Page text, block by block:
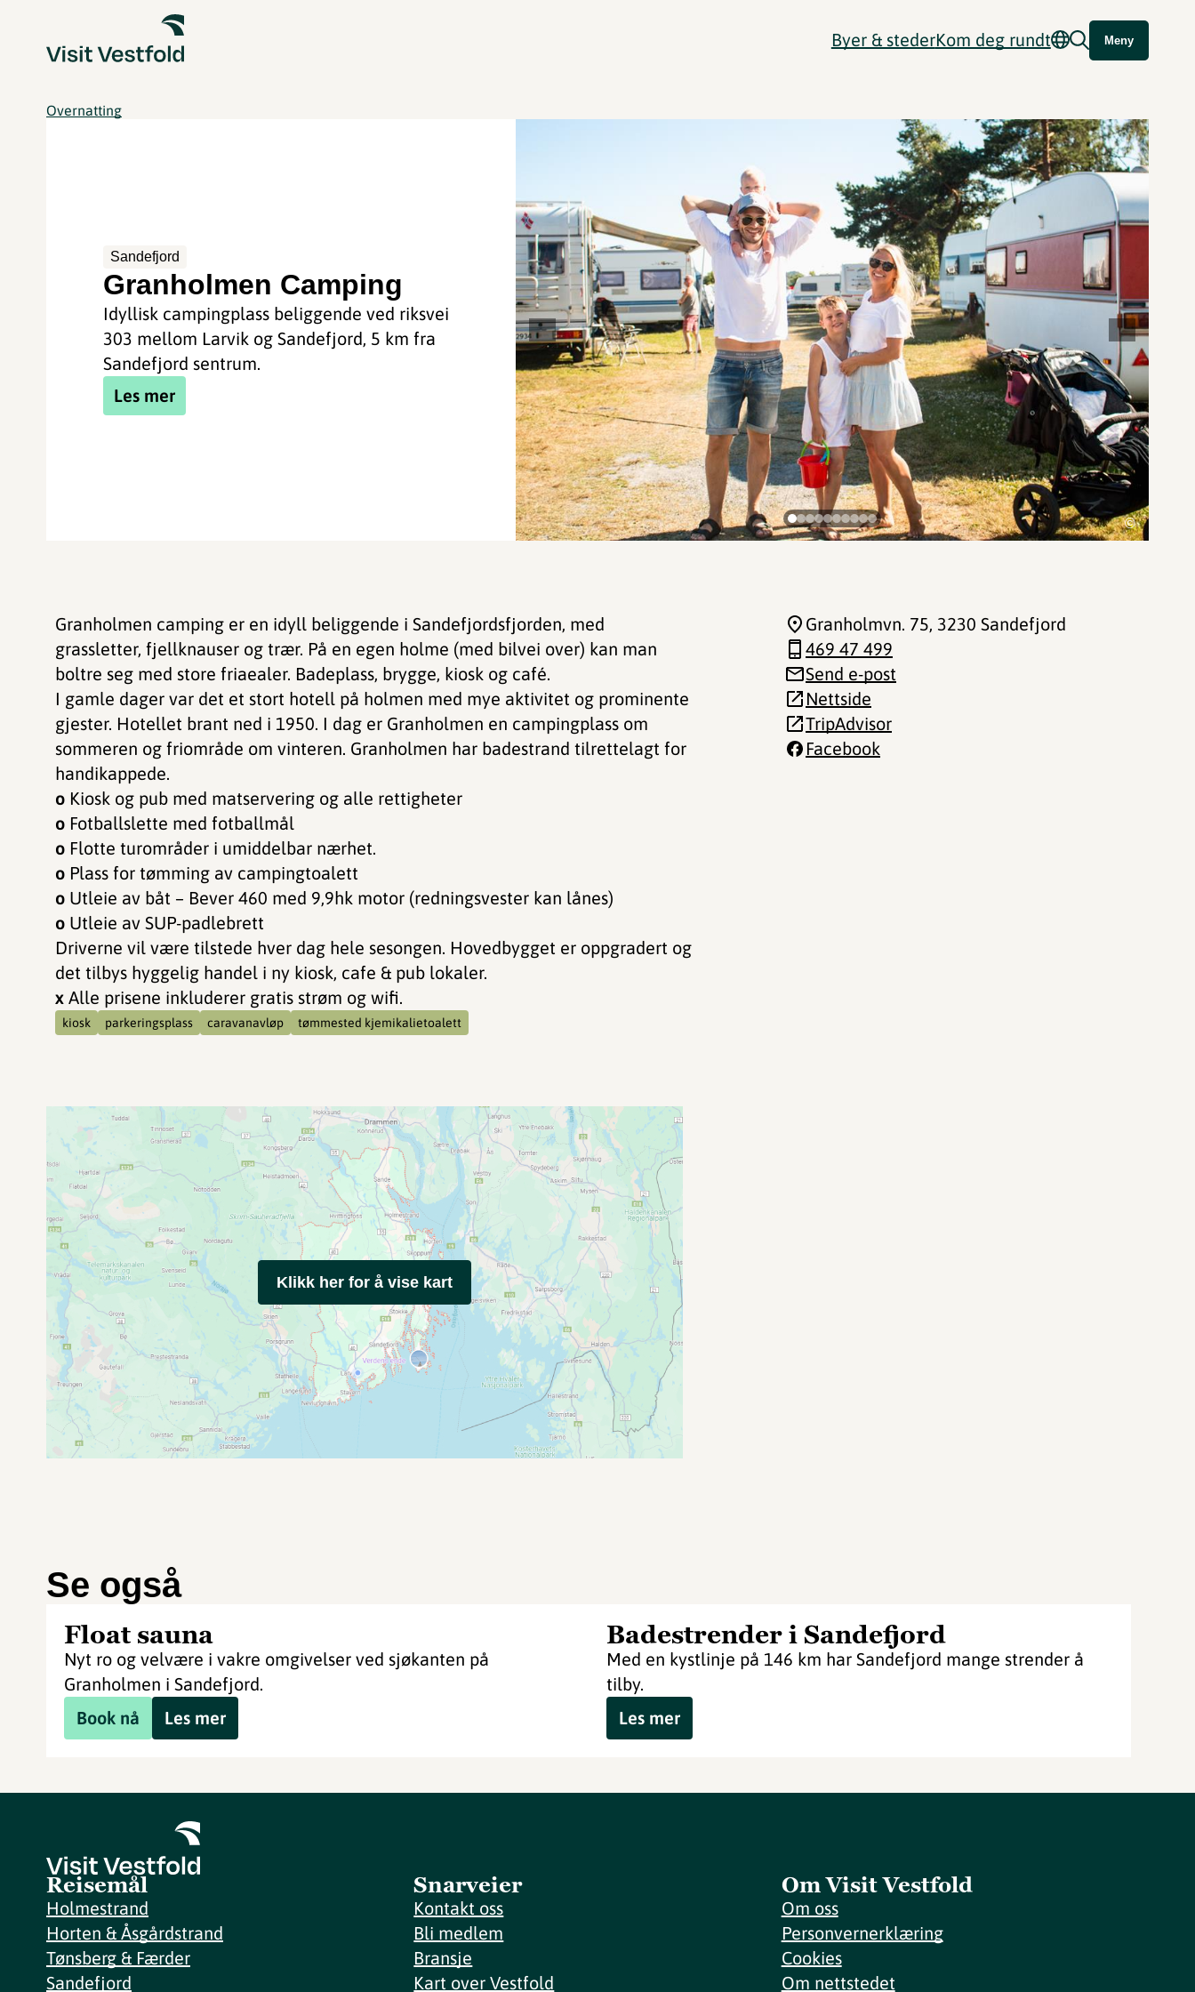
Byer & stederKom deg rundt Meny
Overnatting
Sandefjord
Granholmen Camping
Idyllisk campingplass beliggende ved riksvei
303 mellom Larvik og Sandefjord, 5 km fra
Sandefjord sentrum.
Les mer
©
Granholmen camping er en idyll beliggende i Sandefjordsfjorden, med
grassletter, fjellknauser og trær. På en egen holme (med bilvei over) kan man
boltre seg med store friaealer. Badeplass, brygge, kiosk og café.
I gamle dager var det et stort hotell på holmen med mye aktivitet og prominente
gjester. Hotellet brant ned i 1950. I dag er Granholmen en campingplass om
sommeren og friområde om vinteren. Granholmen har badestrand tilrettelagt for
handikappede.
o Kiosk og pub med matservering og alle rettigheter
o Fotballslette med fotballmål
o Flotte turområder i umiddelbar nærhet.
o Plass for tømming av campingtoalett
o Utleie av båt – Bever 460 med 9,9hk motor (redningsvester kan lånes)
o Utleie av SUP-padlebrett
Driverne vil være tilstede hver dag hele sesongen. Hovedbygget er oppgradert og
det tilbys hyggelig handel i ny kiosk, cafe & pub lokaler.
x Alle prisene inkluderer gratis strøm og wifi.
kiosk parkeringsplass caravanavløp tømmested kjemikalietoalett
Granholmvn. 75, 3230 Sandefjord
469 47 499
Send e-post
Nettside
TripAdvisor
Facebook
Klikk her for å vise kart
Se også
Float sauna
Nyt ro og velvære i vakre omgivelser ved sjøkanten på
Granholmen i Sandefjord.
Book nå
Les mer
Badestrender i Sandefjord
Med en kystlinje på 146 km har Sandefjord mange strender å
tilby.
Les mer
Reisemål
Holmestrand
Horten & Åsgårdstrand
Tønsberg & Færder
Sandefjord
Snarveier
Kontakt oss
Bli medlem
Bransje
Kart over Vestfold
Om Visit Vestfold
Om oss
Personvernerklæring
Cookies
Om nettstedet